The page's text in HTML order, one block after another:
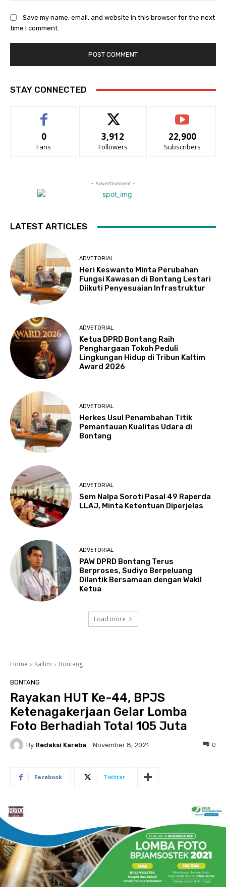
Save my name, email, and website in this browser for the next
time I comment.
STAY CONNECTED
0
Fans
3,912
Followers
22,900
Subscribers
- Advertisement -
LATEST ARTICLES
ADVETORIAL
Heri Keswanto Minta Perubahan
Fungsi Kawasan di Bontang Lestari
Diikuti Penyesuaian Infrastruktur
ADVETORIAL
Ketua DPRD Bontang Raih
Penghargaan Tokoh Peduli
Lingkungan Hidup di Tribun Kaltim
Award 2026
ADVETORIAL
Herkes Usul Penambahan Titik
Pemantauan Kualitas Udara di
Bontang
ADVETORIAL
Sem Nalpa Soroti Pasal 49 Raperda
LLAJ, Minta Ketentuan Diperjelas
ADVETORIAL
PAW DPRD Bontang Terus
Berproses, Sudiyo Berpeluang
Dilantik Bersamaan dengan Wakil
Ketua
Load more